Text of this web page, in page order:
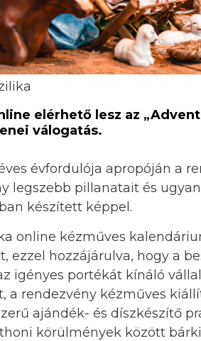
elérhető lesz az
válogatás.
évfordulója apropóján a
legszebb pillanatait és
készített képpel.
online kézműves
ezzel hozzájárulva, hogy a
igényes portékát kínáló
a rendezvény kézműves
ajándék- és díszkészítő
körülmények között